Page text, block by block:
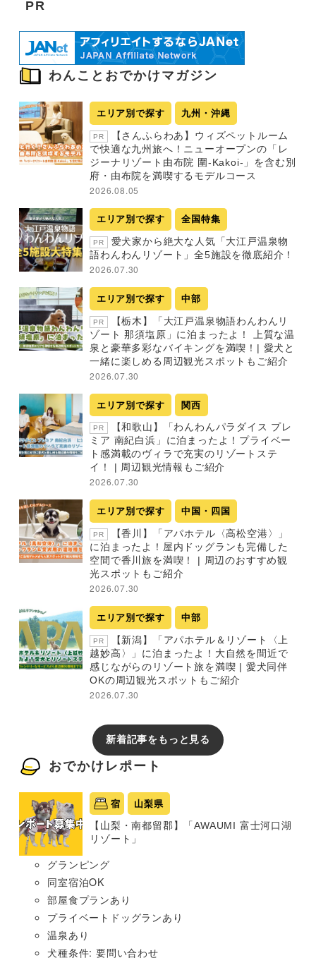
PR
わんことおでかけマガジン
エリア別で探す 九州・沖縄
PR
【さんふらわあ】ウィズペットルーム
で快適な九州旅へ！ニューオープンの「レ
ジーナリゾート由布院 圍-Kakoi-」を含む別
府・由布院を満喫するモデルコース
2026.08.05
エリア別で探す 全国特集
PR
愛犬家から絶大な人気「大江戸温泉物
語わんわんリゾート」全5施設を徹底紹介！
2026.07.30
エリア別で探す 中部
PR
【栃木】「大江戸温泉物語わんわんリ
ゾート 那須塩原」に泊まったよ！ 上質な温
泉と豪華多彩なバイキングを満喫！| 愛犬と
一緒に楽しめる周辺観光スポットもご紹介
2026.07.30
エリア別で探す 関西
PR
【和歌山】「わんわんパラダイス プレ
ミア 南紀白浜」に泊まったよ！プライベー
ト感満載のヴィラで充実のリゾートステ
イ！ | 周辺観光情報もご紹介
2026.07.30
エリア別で探す 中国・四国
PR
【香川】「アパホテル〈高松空港〉」
に泊まったよ！屋内ドッグランも完備した
空間で香川旅を満喫！ | 周辺のおすすめ観
光スポットもご紹介
2026.07.30
エリア別で探す 中部
PR
【新潟】「アパホテル＆リゾート〈上
越妙高〉」に泊まったよ！大自然を間近で
感じながらのリゾート旅を満喫 | 愛犬同伴
OKの周辺観光スポットもご紹介
2026.07.30
新着記事をもっと見る
おでかけレポート
宿 山梨県
【山梨・南都留郡】「AWAUMI 富士河口湖
リゾート」
グランピング
同室宿泊OK
部屋食プランあり
プライベートドッグランあり
温泉あり
犬種条件: 要問い合わせ